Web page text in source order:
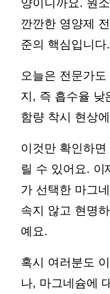
양이니까요. 원
깐깐한 영양제
준의 핵심입니다.
오늘은 전문가
지, 즉 흡수율 낮
함량 착시 현상
이것만 확인하
릴 수 있어요. 이
가 선택한 마그
속지 않고 현명
예요.
혹시 여러분도
나, 마그네슘에